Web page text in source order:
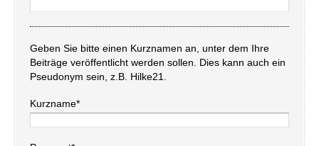
Geben Sie bitte einen Kurznamen an, unter dem Ihre
Beiträge veröffentlicht werden sollen. Dies kann auch ein
Pseudonym sein, z.B. Hilke21.
Kurzname*